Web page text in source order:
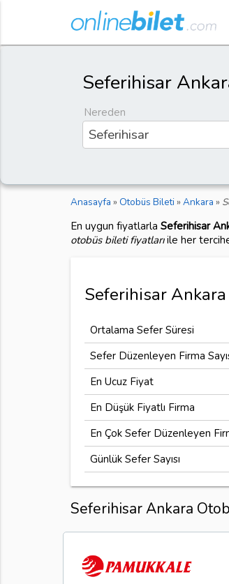
Seferihisar
Nereden
Seferihisar
Anasayfa » Otobüs Bileti » Ankara »
En uygun fiyatlarla Seferihisar
otobüs bileti fiyatlarıile her
Seferihisar
Ortalama Sefer Süresi
Sefer Düzenleyen Firma
En Ucuz Fiyat
En Düşük Fiyatlı Firma
En Çok Sefer Düzenleyen
Günlük Sefer Sayısı
Seferihisar Ankara